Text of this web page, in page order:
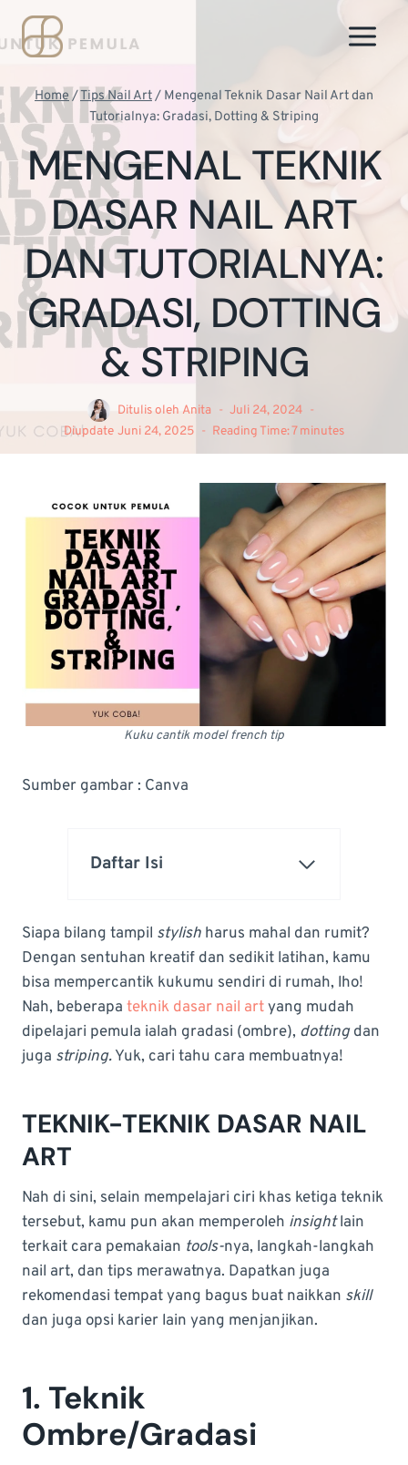
to
content
Home/Tips Nail Art/ Mengenal Teknik Dasar Nail Art dan
Tutorialnya: Gradasi, Dotting & Striping
MENGENAL TEKNIK
DASAR NAIL ART
DAN TUTORIALNYA:
GRADASI, DOTTING
& STRIPING
Ditulis oleh Anita
Juli 24, 2024
Diupdate Juni 24, 2025 Reading Time:7minutes
Kuku cantik model french tip
Sumber gambar : Canva
Daftar Isi
Siapa bilang tampil stylish harus mahal dan rumit?
Dengan sentuhan kreatif dan sedikit latihan, kamu
bisa mempercantik kukumu sendiri di rumah, lho!
Nah, beberapa teknik dasar nail artyang mudah
dipelajari pemula ialah gradasi (ombre), dottingdan
juga striping.Yuk, cari tahu cara membuatnya!
TEKNIK-TEKNIK DASAR NAIL
ART
Nah di sini, selain mempelajari ciri khas ketiga teknik
tersebut, kamu pun akan memperoleh insightlain
terkait cara pemakaian tools-nya, langkah-langkah
nail art, dan tips merawatnya. Dapatkan juga
rekomendasi tempat yang bagus buat naikkan skill
dan juga opsi karier lain yang menjanjikan.
1. Teknik
Ombre/Gradasi